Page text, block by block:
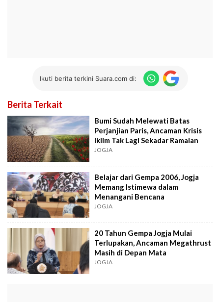
Ikuti berita terkini Suara.com di:
Berita Terkait
Bumi Sudah Melewati Batas
Perjanjian Paris, Ancaman Krisis
Iklim Tak Lagi Sekadar Ramalan
JOGJA
Belajar dari Gempa 2006, Jogja
Memang Istimewa dalam
Menangani Bencana
JOGJA
20 Tahun Gempa Jogja Mulai
Terlupakan, Ancaman Megathrust
Masih di Depan Mata
JOGJA